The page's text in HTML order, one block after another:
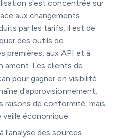
s'est concentrée sur
aux changements
par les tarifs, il est de
des outils de
premières, aux API et à
amont. Les clients de
pour gagner en visibilité
d'approvisionnement,
raisons de conformité, mais
économique.
l'analyse des sources